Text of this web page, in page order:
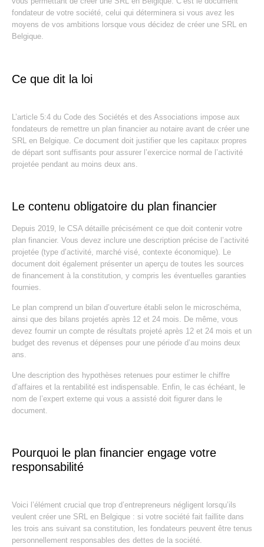
fondateur de votre société, celui qui déterminera si vous avez les
moyens de vos ambitions lorsque vous décidez de créer une SRL en
Belgique.
Ce que dit la loi
L’article 5:4 du Code des Sociétés et des Associations impose aux
fondateurs de remettre un plan financier au notaire avant de créer une
SRL en Belgique. Ce document doit justifier que les capitaux propres
de départ sont suffisants pour assurer l’exercice normal de l’activité
projetée pendant au moins deux ans.
Le contenu obligatoire du plan financier
Depuis 2019, le CSA détaille précisément ce que doit contenir votre
plan financier. Vous devez inclure une description précise de l’activité
projetée (type d’activité, marché visé, contexte économique). Le
document doit également présenter un aperçu de toutes les sources
de financement à la constitution, y compris les éventuelles garanties
fournies.
Le plan comprend un bilan d’ouverture établi selon le microschéma,
ainsi que des bilans projetés après 12 et 24 mois. De même, vous
devez fournir un compte de résultats projeté après 12 et 24 mois et un
budget des revenus et dépenses pour une période d’au moins deux
ans.
Une description des hypothèses retenues pour estimer le chiffre
d’affaires et la rentabilité est indispensable. Enfin, le cas échéant, le
nom de l’expert externe qui vous a assisté doit figurer dans le
document.
Pourquoi le plan financier engage votre
responsabilité
Voici l’élément crucial que trop d’entrepreneurs négligent lorsqu’ils
veulent créer une SRL en Belgique : si votre société fait faillite dans
les trois ans suivant sa constitution, les fondateurs peuvent être tenus
personnellement responsables des dettes de la société.